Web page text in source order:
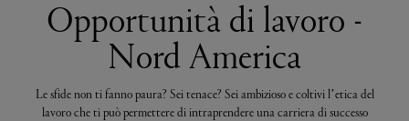
TALENTI
SOSTENIBILITÀ
Opportunità di lavoro -
Nord America
Le sfide non ti fanno paura? Sei tenace? Sei ambizioso e coltivi l’etica del
lavoro che ti può permettere di intraprendere una carriera di successo